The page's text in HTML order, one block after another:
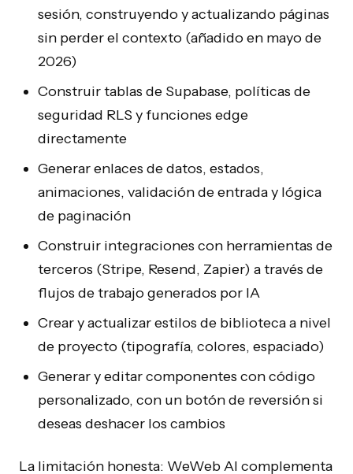
sesión, construyendo y actualizando páginas
sin perder el contexto (añadido en mayo de
2026)
Construir tablas de Supabase, políticas de
seguridad RLS y funciones edge
directamente
Generar enlaces de datos, estados,
animaciones, validación de entrada y lógica
de paginación
Construir integraciones con herramientas de
terceros (Stripe, Resend, Zapier) a través de
flujos de trabajo generados por IA
Crear y actualizar estilos de biblioteca a nivel
de proyecto (tipografía, colores, espaciado)
Generar y editar componentes con código
personalizado, con un botón de reversión si
deseas deshacer los cambios
La limitación honesta: WeWeb AI complementa